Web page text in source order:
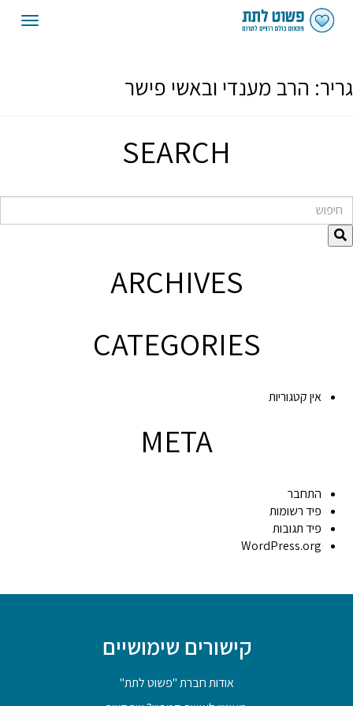
גריר: הרב מענדי ובאשי פישר
SEARCH
חיפוש
ARCHIVES
CATEGORIES
אין קטגוריות
META
התחבר
פיד רשומות
פיד תגובות
WordPress.org
קישורים שימושיים
אודות חברת "פשוט לתת"